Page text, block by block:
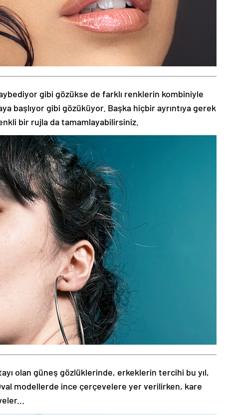
gibi gözükse de farklı renklerin kombiniyle
başlıyor gibi gözüküyor. Başka hiçbir ayrıntıya gerek
bir rujla da tamamlayabilirsiniz.
olan güneş gözlüklerinde, erkeklerin tercihi bu yıl,
modellerde ince çerçevelere yer verilirken, kare